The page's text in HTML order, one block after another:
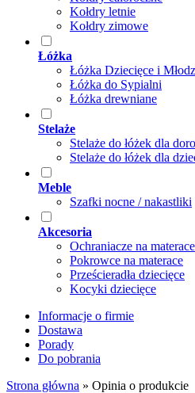
Kołdry letnie
Kołdry zimowe
Łóżka
Łóżka Dziecięce i
Łóżka do Sypialni
Łóżka drewniane
Stelaże
Stelaże do łóżek dla
Stelaże do łóżek dla
Meble
Szafki nocne / nakastliki
Akcesoria
Ochraniacze na materace
Pokrowce na materace
Prześcieradła dziecięce
Kocyki dziecięce
Informacje o firmie
Dostawa
Porady
Do pobrania
Strona główna » Opinia o produkcie